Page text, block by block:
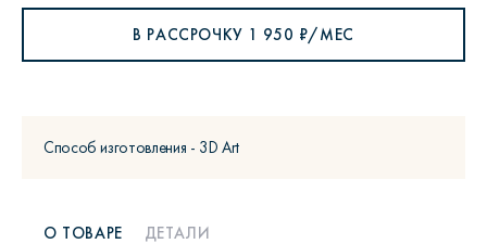
В РАССРОЧКУ 1 950 ₽/МЕС
Способ изготовления - 3D Art
О ТОВАРЕ ДЕТАЛИ